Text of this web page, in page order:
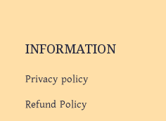
INFORMATION
Privacy policy
Refund Policy